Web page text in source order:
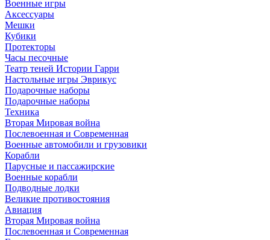
Военные игры
Аксессуары
Мешки
Кубики
Протекторы
Часы песочные
Театр теней Истории Гарри
Настольные игры Эврикус
Подарочные наборы
Подарочные наборы
Техника
Вторая Мировая война
Послевоенная и Современная
Военные автомобили и грузовики
Корабли
Парусные и пассажирские
Военные корабли
Подводные лодки
Великие противостояния
Авиация
Вторая Мировая война
Послевоенная и Современная